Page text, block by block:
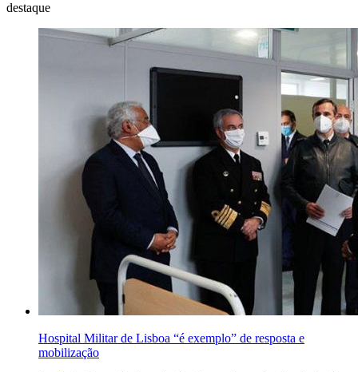
destaque
Hospital Militar de Lisboa “é exemplo” de resposta e
mobilização